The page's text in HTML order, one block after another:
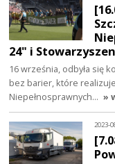
24" i
16 września, odbyła się
bez barier, które
Niepełnosprawnych… »
2023-